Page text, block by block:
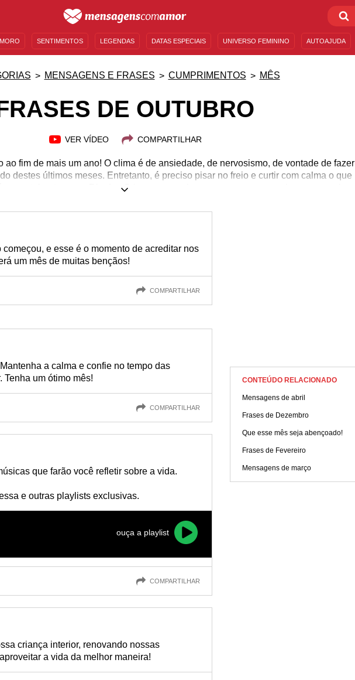
SENTIMENTOS LEGENDAS DATAS ESPECIAIS UNIVERSO FEMININO AUTOAJUDA
MENSAGENS E FRASES CUMPRIMENTOS MÊS
DE OUTUBRO
VER VÍDEO COMPARTILHAR
ao fim de mais um ano! O clima é de ansiedade, de nervosismo, de vontade de fazer
destes últimos meses. Entretanto, é preciso pisar no freio e curtir com calma o que
em outubro temos o Dia das Crianças, para homenagear os pequeninos que enchem
a cultura do nosso país e inserir a sociedade no fantástico universo do folclore
um dias pode parecer pouco para aproveitar tanta coisa legal, mas nossas frases de
e esse é o momento de acreditar nos
um mês de muitas bençãos!
COMPARTILHAR
a calma e confie no tempo das
um ótimo mês!
COMPARTILHAR
que farão você refletir sobre a vida.
e outras playlists exclusivas.
ouça a playlist
COMPARTILHAR
criança interior, renovando nossas
a vida da melhor maneira!
CONTEÚDO RELACIONADO
Mensagens de abril
Frases de Dezembro
Que esse mês seja abençoado!
Frases de Fevereiro
Mensagens de março